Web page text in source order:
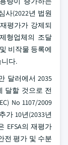
사(2022년 법원
평가가 강제되
형업체의 조달
비작물 등록에
다.
달러에서 2035
달할 것으로 전
No 1107/2009
가 10년(2033년
EFSA의 재평가
전 평가 및 수분